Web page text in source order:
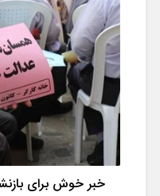
خبر خوش برای